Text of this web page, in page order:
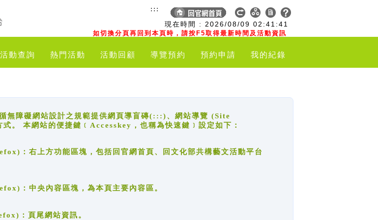
現在時間 : 2026/08/09 02:41:41
如切換分頁再回到本頁時，請按F5取得最新時間及活動資訊
:::
活動查詢 熱門活動 活動回顧 導覽預約 預約申請 我的紀錄
無障礙網站設計之規範提供網頁導盲磚(:::)、網站導覽 (Site
本網站的便捷鍵﹝Accesskey，也稱為快速鍵﹞設定如下：
右上方功能區塊，包括回官網首頁、回文化部共構藝文活動平台
：中央內容區塊，為本頁主要內容區。
：頁尾網站資訊。